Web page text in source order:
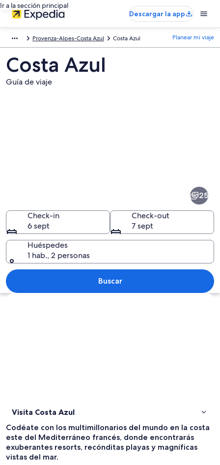
Ir a la sección principal
Descargar la app
Provenza-Alpes-Costa Azul Costa Azul Planear mi viaje
Costa Azul
Guía de viaje
Un árbol con hojas verdes frente a
25
Check-in
6 sept
Check-out
7 sept
Huéspedes
1 hab., 2 personas
Buscar
Ver mapa
Visita Costa Azul
Codéate con los multimillonarios del mundo en la costa
este del Mediterráneo francés, donde encontrarás
exuberantes resorts, recónditas playas y magníficas
vistas del mar.